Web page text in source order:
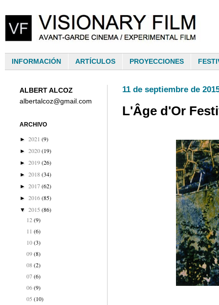
INFORMACIÓN ARTÍCULOS PROYECCIONES
11 de septiembre de
L'Âge d'Or
ALBERT ALCOZ
albertalcoz@gmail.com
ARCHIVO
► 2021 (9)
► 2020(19)
► 2019(26)
► 2018(34)
► 2017(62)
► 2016(85)
▼ 2015 (86)
12 (9)
11 (6)
10 (3)
09 (8)
08 (2)
07 (6)
06 (9)
05 (10)